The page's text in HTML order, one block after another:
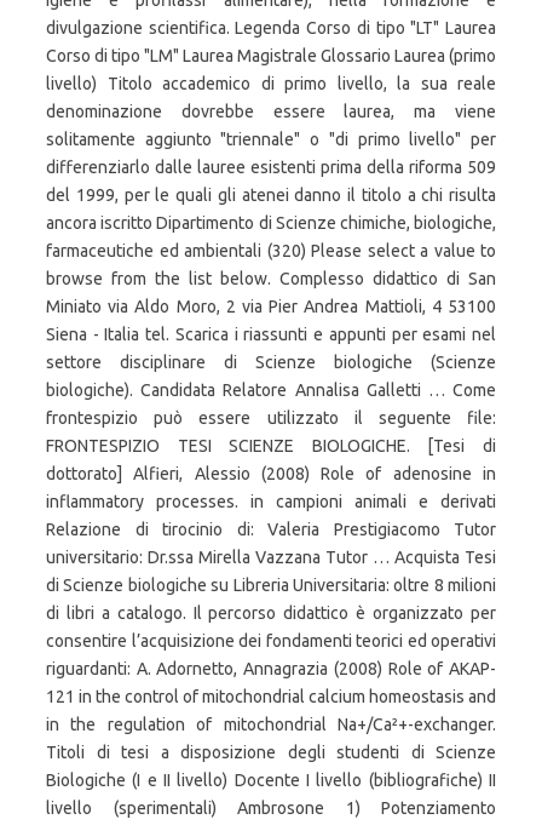
divulgazione scientifica. Legenda Corso di tipo "LT" Laurea
Corso di tipo "LM" Laurea Magistrale Glossario Laurea (primo
livello) Titolo accademico di primo livello, la sua reale
denominazione dovrebbe essere laurea, ma viene
solitamente aggiunto "triennale" o "di primo livello" per
differenziarlo dalle lauree esistenti prima della riforma 509
del 1999, per le quali gli atenei danno il titolo a chi risulta
ancora iscritto Dipartimento di Scienze chimiche, biologiche,
farmaceutiche ed ambientali (320) Please select a value to
browse from the list below. Complesso didattico di San
Miniato via Aldo Moro, 2 via Pier Andrea Mattioli, 4 53100
Siena - Italia tel. Scarica i riassunti e appunti per esami nel
settore disciplinare di Scienze biologiche (Scienze
biologiche). Candidata Relatore Annalisa Galletti … Come
frontespizio può essere utilizzato il seguente file:
FRONTESPIZIO TESI SCIENZE BIOLOGICHE. [Tesi di
dottorato] Alfieri, Alessio (2008) Role of adenosine in
inflammatory processes. in campioni animali e derivati
Relazione di tirocinio di: Valeria Prestigiacomo Tutor
universitario: Dr.ssa Mirella Vazzana Tutor … Acquista Tesi
di Scienze biologiche su Libreria Universitaria: oltre 8 milioni
di libri a catalogo. Il percorso didattico è organizzato per
consentire l’acquisizione dei fondamenti teorici ed operativi
riguardanti: A. Adornetto, Annagrazia (2008) Role of AKAP-
121 in the control of mitochondrial calcium homeostasis and
in the regulation of mitochondrial Na+/Ca²+-exchanger.
Titoli di tesi a disposizione degli studenti di Scienze
Biologiche (I e II livello) Docente I livello (bibliografiche) II
livello (sperimentali) Ambrosone 1) Potenziamento